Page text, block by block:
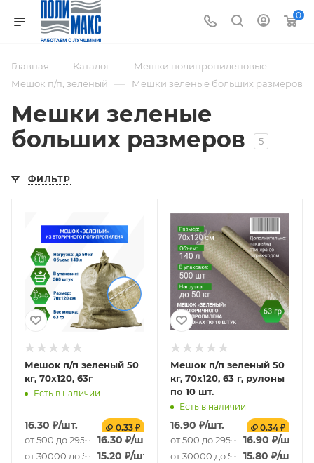
0
Главная — Каталог — Мешки полипропиленовые —
Мешок п/п, зеленый — Мешки зеленые больших размеров
Мешки зеленые
больших размеров
5
ФИЛЬТР
Мешок п/п зеленый 50
кг, 70x120, 63г
Есть в наличии
16.30 ₽/шт. 0.33 ₽
от 500 до 29500 шт.
16.30 ₽/шт.
от 30000 до 59500 шт.
15.20 ₽/шт.
Мешок п/п зеленый 50
кг, 70x120, 63 г, рулоны
по 10 шт.
Есть в наличии
16.90 ₽/шт. 0.34 ₽
от 500 до 29500 шт.
16.90 ₽/шт.
от 30000 до 59500 шт.
15.80 ₽/шт.